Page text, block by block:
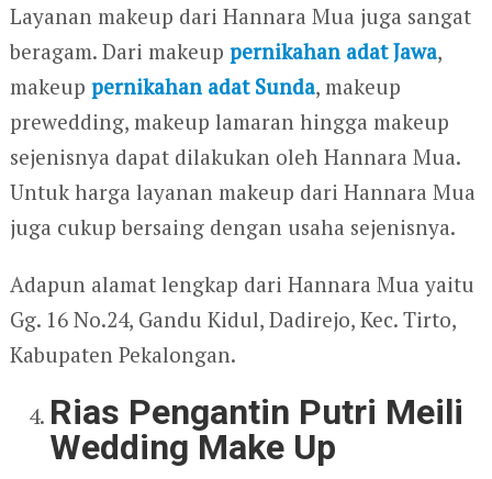
Layanan makeup dari Hannara Mua juga sangat
beragam. Dari makeup pernikahan adat Jawa,
makeup pernikahan adat Sunda, makeup
prewedding, makeup lamaran hingga makeup
sejenisnya dapat dilakukan oleh Hannara Mua.
Untuk harga layanan makeup dari Hannara Mua
juga cukup bersaing dengan usaha sejenisnya.
Adapun alamat lengkap dari Hannara Mua yaitu
Gg. 16 No.24, Gandu Kidul, Dadirejo, Kec. Tirto,
Kabupaten Pekalongan.
Rias Pengantin Putri Meili
Wedding Make Up